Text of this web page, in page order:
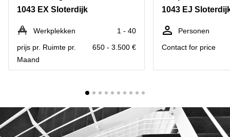
Hengelo
Hilversum
Hoofddorp
Deventer
Tilburg
Zwolle
Reeuwijk
Business
Arnhem
Business
center
Hilversum
1043 EX Sloterdijk
Werkplekken
1 - 40
prijs pr. Ruimte pr.
Maand
650 - 3.500 €
1043 EJ
Personen
Contact for price